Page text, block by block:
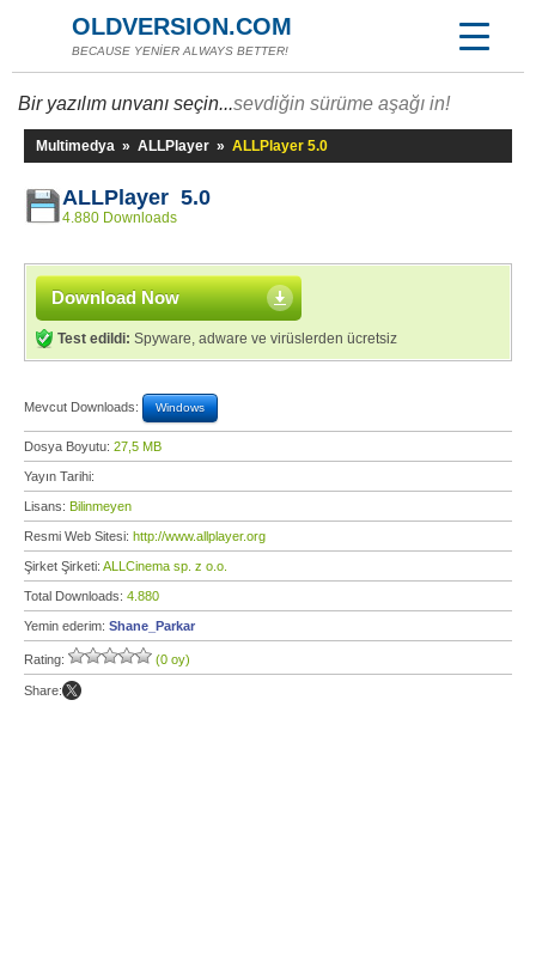
OLDVERSION.COM
BECAUSE YENİER ALWAYS BETTER!
Bir yazılım unvanı seçin...sevdiğin sürüme aşağı in!
Multimedya » ALLPlayer » ALLPlayer 5.0
ALLPlayer 5.0
4.880 Downloads
Download Now
Test edildi: Spyware, adware ve virüslerden ücretsiz
Mevcut Downloads: Windows
Dosya Boyutu: 27,5 MB
Yayın Tarihi:
Lisans: Bilinmeyen
Resmi Web Sitesi: http://www.allplayer.org
Şirket Şirketi: ALLCinema sp. z o.o.
Total Downloads: 4.880
Yemin ederim: Shane_Parkar
Rating: (0 oy)
Share: